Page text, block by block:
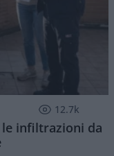
12.7k
le infiltrazioni da